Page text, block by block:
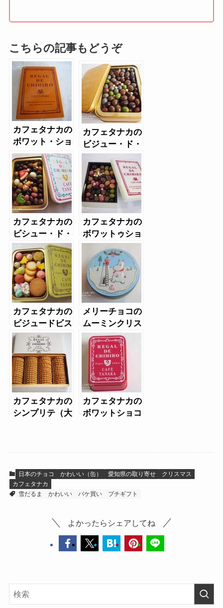
こちらの記事もどうぞ
カフェタナカの
ボワット・ショ
コラテ（2017
年）
カフェタナカの
ビジュー・ド・
ショコラテ缶
カフェタナカの
ビシュー・ド・
ショコラテ ノ
エル
カフェタナカの
ボワットゥショ
コラテ(2018缶)
カフェタナカの
ビジュードビス
キュイふきよせ
缶
メリーチョコの
ムーミンクリス
マス2020
カフェタナカの
シンプリテ（大
カフェタナカの
ボワットショコ
日本のチョコ かわいい（缶） 愛知県の取り寄せ
クリスマス
カフェタナカ
雪だるま
かわいい パケ買い プチギフト
よかったらシェアしてね